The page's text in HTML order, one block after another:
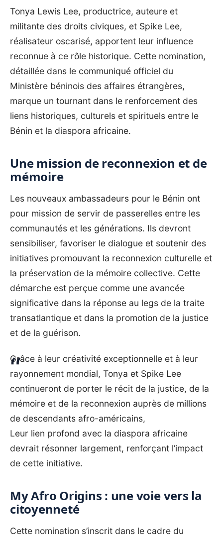
Tonya Lewis Lee, productrice, auteure et
militante des droits civiques, et Spike Lee,
réalisateur oscarisé, apportent leur influence
reconnue à ce rôle historique. Cette nomination,
détaillée dans le communiqué officiel du
Ministère béninois des affaires étrangères,
marque un tournant dans le renforcement des
liens historiques, culturels et spirituels entre le
Bénin et la diaspora africaine.
Une mission de reconnexion et de
mémoire
Les nouveaux ambassadeurs pour le Bénin ont
pour mission de servir de passerelles entre les
communautés et les générations. Ils devront
sensibiliser, favoriser le dialogue et soutenir des
initiatives promouvant la reconnexion culturelle et
la préservation de la mémoire collective. Cette
démarche est perçue comme une avancée
significative dans la réponse au legs de la traite
transatlantique et dans la promotion de la justice
et de la guérison.
Grâce à leur créativité exceptionnelle et à leur
rayonnement mondial, Tonya et Spike Lee
continueront de porter le récit de la justice, de la
mémoire et de la reconnexion auprès de millions
de descendants afro-américains,
Leur lien profond avec la diaspora africaine
devrait résonner largement, renforçant l’impact
de cette initiative.
MyAfro Origins : une voie vers la
citoyenneté
Cette nomination s’inscrit dans le cadre du